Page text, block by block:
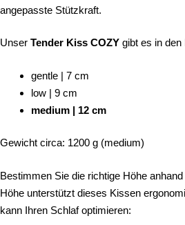
angepasste Stützkraft.
Unser Tender Kiss COZY gibt es in den
gentle | 7 cm
low | 9 cm
medium | 12 cm
Gewicht circa: 1200 g (medium)
Bestimmen Sie die richtige Höhe
Höhe unterstützt dieses Kissen
kann Ihren Schlaf optimieren: